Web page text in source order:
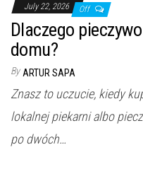
July 22, 2026 Off
Dlaczego
domu?
By ARTUR SAPA
Znasz to uczucie, kiedy
lokalnej piekarni albo
po dwóch…